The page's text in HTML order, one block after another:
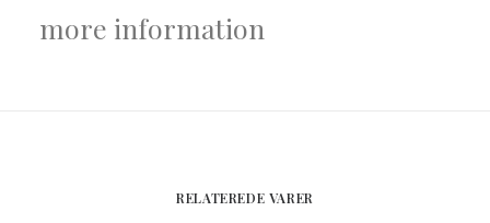
more information
RELATEREDE VARER